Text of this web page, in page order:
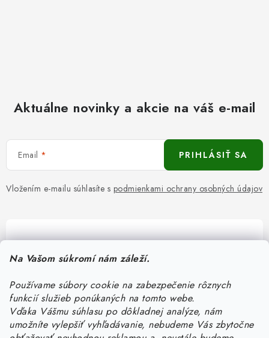
Na Vašom súkromí nám záleží.
Používame súbory cookie na zabezpečenie rôznych
funkcií služieb ponúkaných na tomto webe.
Vďaka Vášmu súhlasu po dôkladnej analýze, nám
umožníte vylepšiť vyhľadávanie, nebudeme Vás zbytočne
Aktuálne novinky a akcie na váš e-mail
Email
Vložením e-mailu súhlasíte s podmienkami ochrany osobných údajov
PRIHLÁSIŤ SA
Pomôžeme vám s výberom
Potrebujete s niečím poradiť? Sme tu pre vás!
objednavky@kurin.sk
0950456469